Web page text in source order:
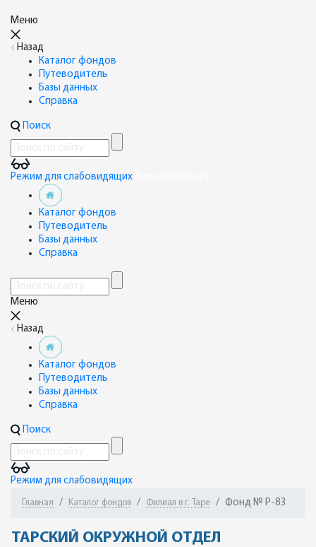
Меню
Назад
Каталог фондов
Путеводитель
Базы данных
Справка
Поиск
Режим для слабовидящих
Каталог фондов
Путеводитель
Базы данных
Справка
Меню
Назад
Каталог фондов
Путеводитель
Базы данных
Справка
Поиск
Режим для слабовидящих
Главная Каталог фондов Филиал в г. Таре Фонд № Р-83
ТАРСКИЙ ОКРУЖНОЙ ОТДЕЛ